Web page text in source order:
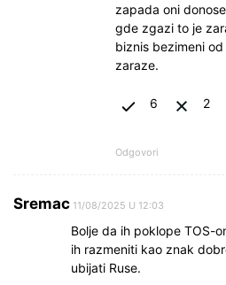
zapada oni
gde zgazi to je
biznis bezimeni
zaraze.
6 2
Odgovori
Sremac 11/08/2025 U 12:03
Bolje da ih poklope TOS-
ih razmeniti kao znak
ubijati Ruse.